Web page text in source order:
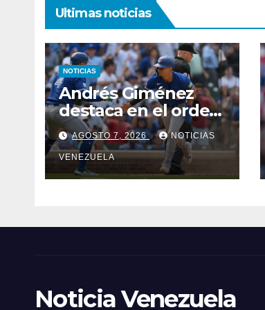
Ultimas noticias
NOTICIAS
Andrés Giménez
destaca en el orden
ofensivo de Azulejos
AGOSTO 7, 2026 NOTICIAS
VENEZUELA
Noticia Venezuela